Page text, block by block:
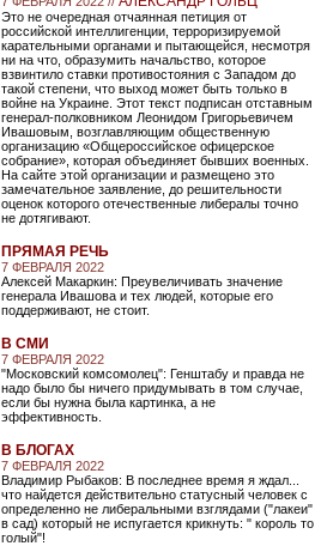
Это не очередная отчаянная петиция от
российской интеллигенции, терроризируемой
карательными органами и пытающейся, несмотря
ни на что, образумить начальство, которое
взвинтило ставки противостояния с Западом до
такой степени, что выход может быть только в
войне на Украине. Этот текст подписан отставным
генерал-полковником Леонидом Григорьевичем
Ивашовым, возглавляющим общественную
организацию «Общероссийское офицерское
собрание», которая объединяет бывших военных.
На сайте этой организации и размещено это
замечательное заявление, до решительности
оценок которого отечественные либералы точно
не дотягивают.
ПРЯМАЯ РЕЧЬ
7 ФЕВРАЛЯ 2022
Алексей Макаркин: Преувеличивать значение
генерала Ивашова и тех людей, которые его
поддерживают, не стоит.
В СМИ
7 ФЕВРАЛЯ 2022
"Московский комсомолец": Генштабу и правда не
надо было бы ничего придумывать в том случае,
если бы нужна была картинка, а не
эффективность.
В БЛОГАХ
7 ФЕВРАЛЯ 2022
Владимир Рыбаков: В последнее время я ждал...
что найдется действительно статусный человек с
определенно не либеральными взглядами ("лакеи"
в сад) который не испугается крикнуть: " король то
голый"!